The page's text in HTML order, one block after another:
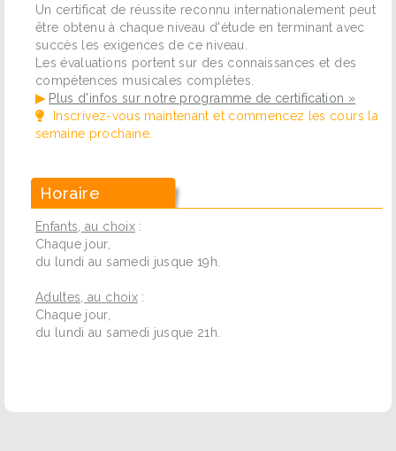
Un certificat de réussite reconnu internationalement peut
être obtenu à chaque niveau d'étude en terminant avec
succès les exigences de ce niveau.
Les évaluations portent sur des connaissances et des
compétences musicales complètes.
▶ Plus d'infos sur notre programme de certification »
Inscrivez-vous maintenant et commencez les cours la
semaine prochaine.
Horaire
Enfants, au choix:
Chaque jour,
du lundi au samedi jusque 19h.
Adultes, au choix:
Chaque jour,
du lundi au samedi jusque 21h.